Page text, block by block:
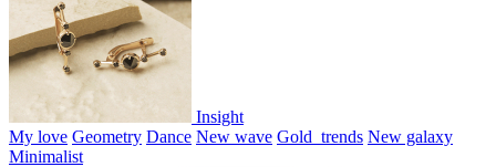
Insight
My love Geometry Dance New wave Gold_trends New galaxy
Minimalist